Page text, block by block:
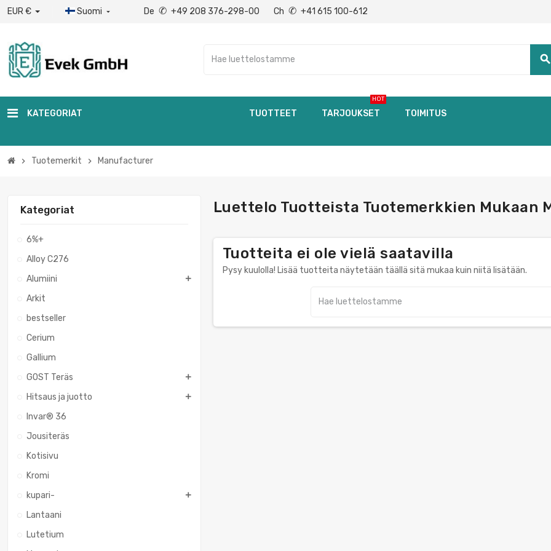
EUR € Suomi  De ✆ +49 208 376-298-00 Ch ✆ +41 615 100-612
search
KATEGORIAT TUOTTEET TARJOUKSET
HOT
TOIMITUS
chevron_right Tuotemerkit chevron_right Manufacturer
Kategoriat
6%+
Alloy C276
Alumiini
Arkit
bestseller
Cerium
Gallium
GOST Teräs
Hitsaus ja juotto
Invar® 36
Jousiteräs
Kotisivu
Kromi
kupari-
Lantaani
Lutetium
Luettelo Tuotteista Tuotemerkkien Mukaan
Tuotteita ei ole vielä saatavilla
Pysy kuulolla! Lisää tuotteita näytetään täällä sitä mukaa kuin niitä lisätään.